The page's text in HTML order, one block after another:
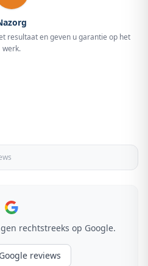
resultaat en geven u garantie op het
werk.
rechtstreeks op Google.
reviews